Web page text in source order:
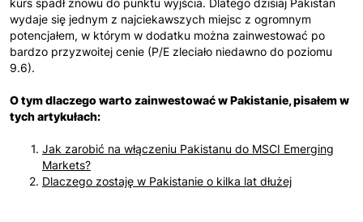
kurs spadł znowu do punktu wyjścia. Dlatego dzisiaj Pakistan
wydaje się jednym z najciekawszych miejsc z ogromnym
potencjałem, w którym w dodatku można zainwestować po
bardzo przyzwoitej cenie (P/E zleciało niedawno do poziomu
9.6).
O tym dlaczego warto zainwestować w Pakistanie, pisałem w
tych artykułach:
Jak zarobić na włączeniu Pakistanu do MSCI Emerging
Markets?
Dlaczego zostaję w Pakistanie o kilka lat dłużej